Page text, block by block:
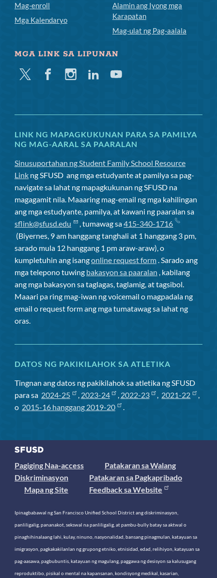
Mag-enroll
Mga Kalendaryo
Alamin ang Iyong mga
Karapatan
Mag-ulat ng Pag-aalala
MGA LINK SA LIPUNAN
Twitter FacebookInstagramLinkedinYoutube
LINK NG MAPAGKUKUNAN PARA SA PAMILYA
NG MAG-AARAL SA PAARALAN
Sinusuportahan ng Student Family School Resource
Link ng SFUSD ang mga estudyante at pamilya sa pag-
navigate sa lahat ng mapagkukunan ng SFUSD na
magagamit nila. Maaaring mag-email ng mga kahilingan
ang mga estudyante, pamilya, at kawani ng paaralan sa
sflink@sfusd.edu
, tumawag sa415-340-1716
(Biyernes, 9 am hanggang tanghali at 1 hanggang 3 pm,
sarado mula 12 hanggang 1 pm araw-araw), o
kumpletuhin ang isangonline request form . Sarado ang
mga telepono tuwing bakasyon sa paaralan , kabilang
ang mga bakasyon sa taglagas, taglamig, at tagsibol.
Maaari pa ring mag-iwan ng voicemail o magpadala ng
email o request form ang mga tumatawag sa lahat ng
oras.
DATOS NG PAKIKILAHOK SA ATLETIKA
Tingnan ang datos ng pakikilahok sa atletika ng SFUSD
para sa 2024-25 , 2023-24 , 2022-23 , 2021-22
o 2015-16 hanggang 2019-20 .
Pagiging Naa-access
Patakaran sa Walang
Diskriminasyon
Patakaran sa Pagkapribado
Mapa ng Site
Feedback sa Website
Ipinagbabawal ng San Francisco Unified School District ang diskriminasyon,
panliligalig, pananakot, sekswal na panliligalig, at pambu-bully batay sa aktwal o
pinaghihinalaang lahi, kulay, ninuno, nasyonalidad, bansang pinagmulan, katayuan sa
imigrasyon, pagkakakilanlan ng grupong etniko, etnisidad, edad, relihiyon, katayuan sa
pag-aasawa, pagbubuntis, katayuan ng magulang, paggawa ng desisyon sa kalusugang
reproduktibo, pisikal o mental na kapansanan, kondisyong medikal, kasarian,